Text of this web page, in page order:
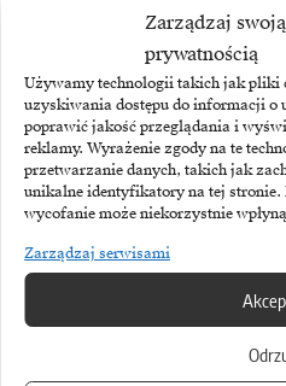
Zarządzaj swoją
prywatnością
Używamy technologii takich jak pliki
uzyskiwania dostępu do informacji o
poprawić jakość przeglądania i
reklamy. Wyrażenie zgody na te
przetwarzanie danych, takich jak
unikalne identyfikatory na tej
wycofanie może niekorzystnie
Zarządzaj serwisami
TEMATY:Arrow Electronics
Zobacz również